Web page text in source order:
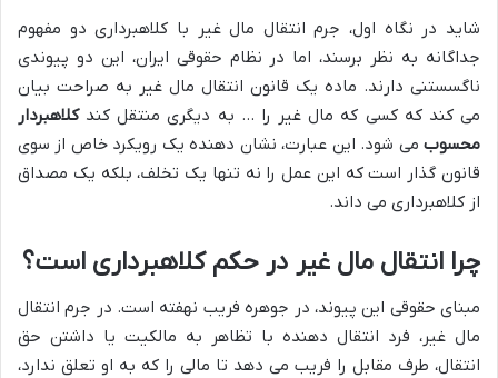
شاید در نگاه اول، جرم انتقال مال غیر با کلاهبرداری دو مفهوم
جداگانه به نظر برسند، اما در نظام حقوقی ایران، این دو پیوندی
ناگسستنی دارند. ماده یک قانون انتقال مال غیر به صراحت بیان
می کند که کسی که مال غیر را … به دیگری منتقل کندکلاهبردار
محسوب می شود. این عبارت، نشان دهنده یک رویکرد خاص از سوی
قانون گذار است که این عمل را نه تنها یک تخلف، بلکه یک مصداق
از کلاهبرداری می داند.
چرا انتقال مال غیر در حکم کلاهبرداری است؟
مبنای حقوقی این پیوند، در جوهره فریب نهفته است. در جرم انتقال
مال غیر، فرد انتقال دهنده با تظاهر به مالکیت یا داشتن حق
انتقال، طرف مقابل را فریب می دهد تا مالی را که به او تعلق ندارد،